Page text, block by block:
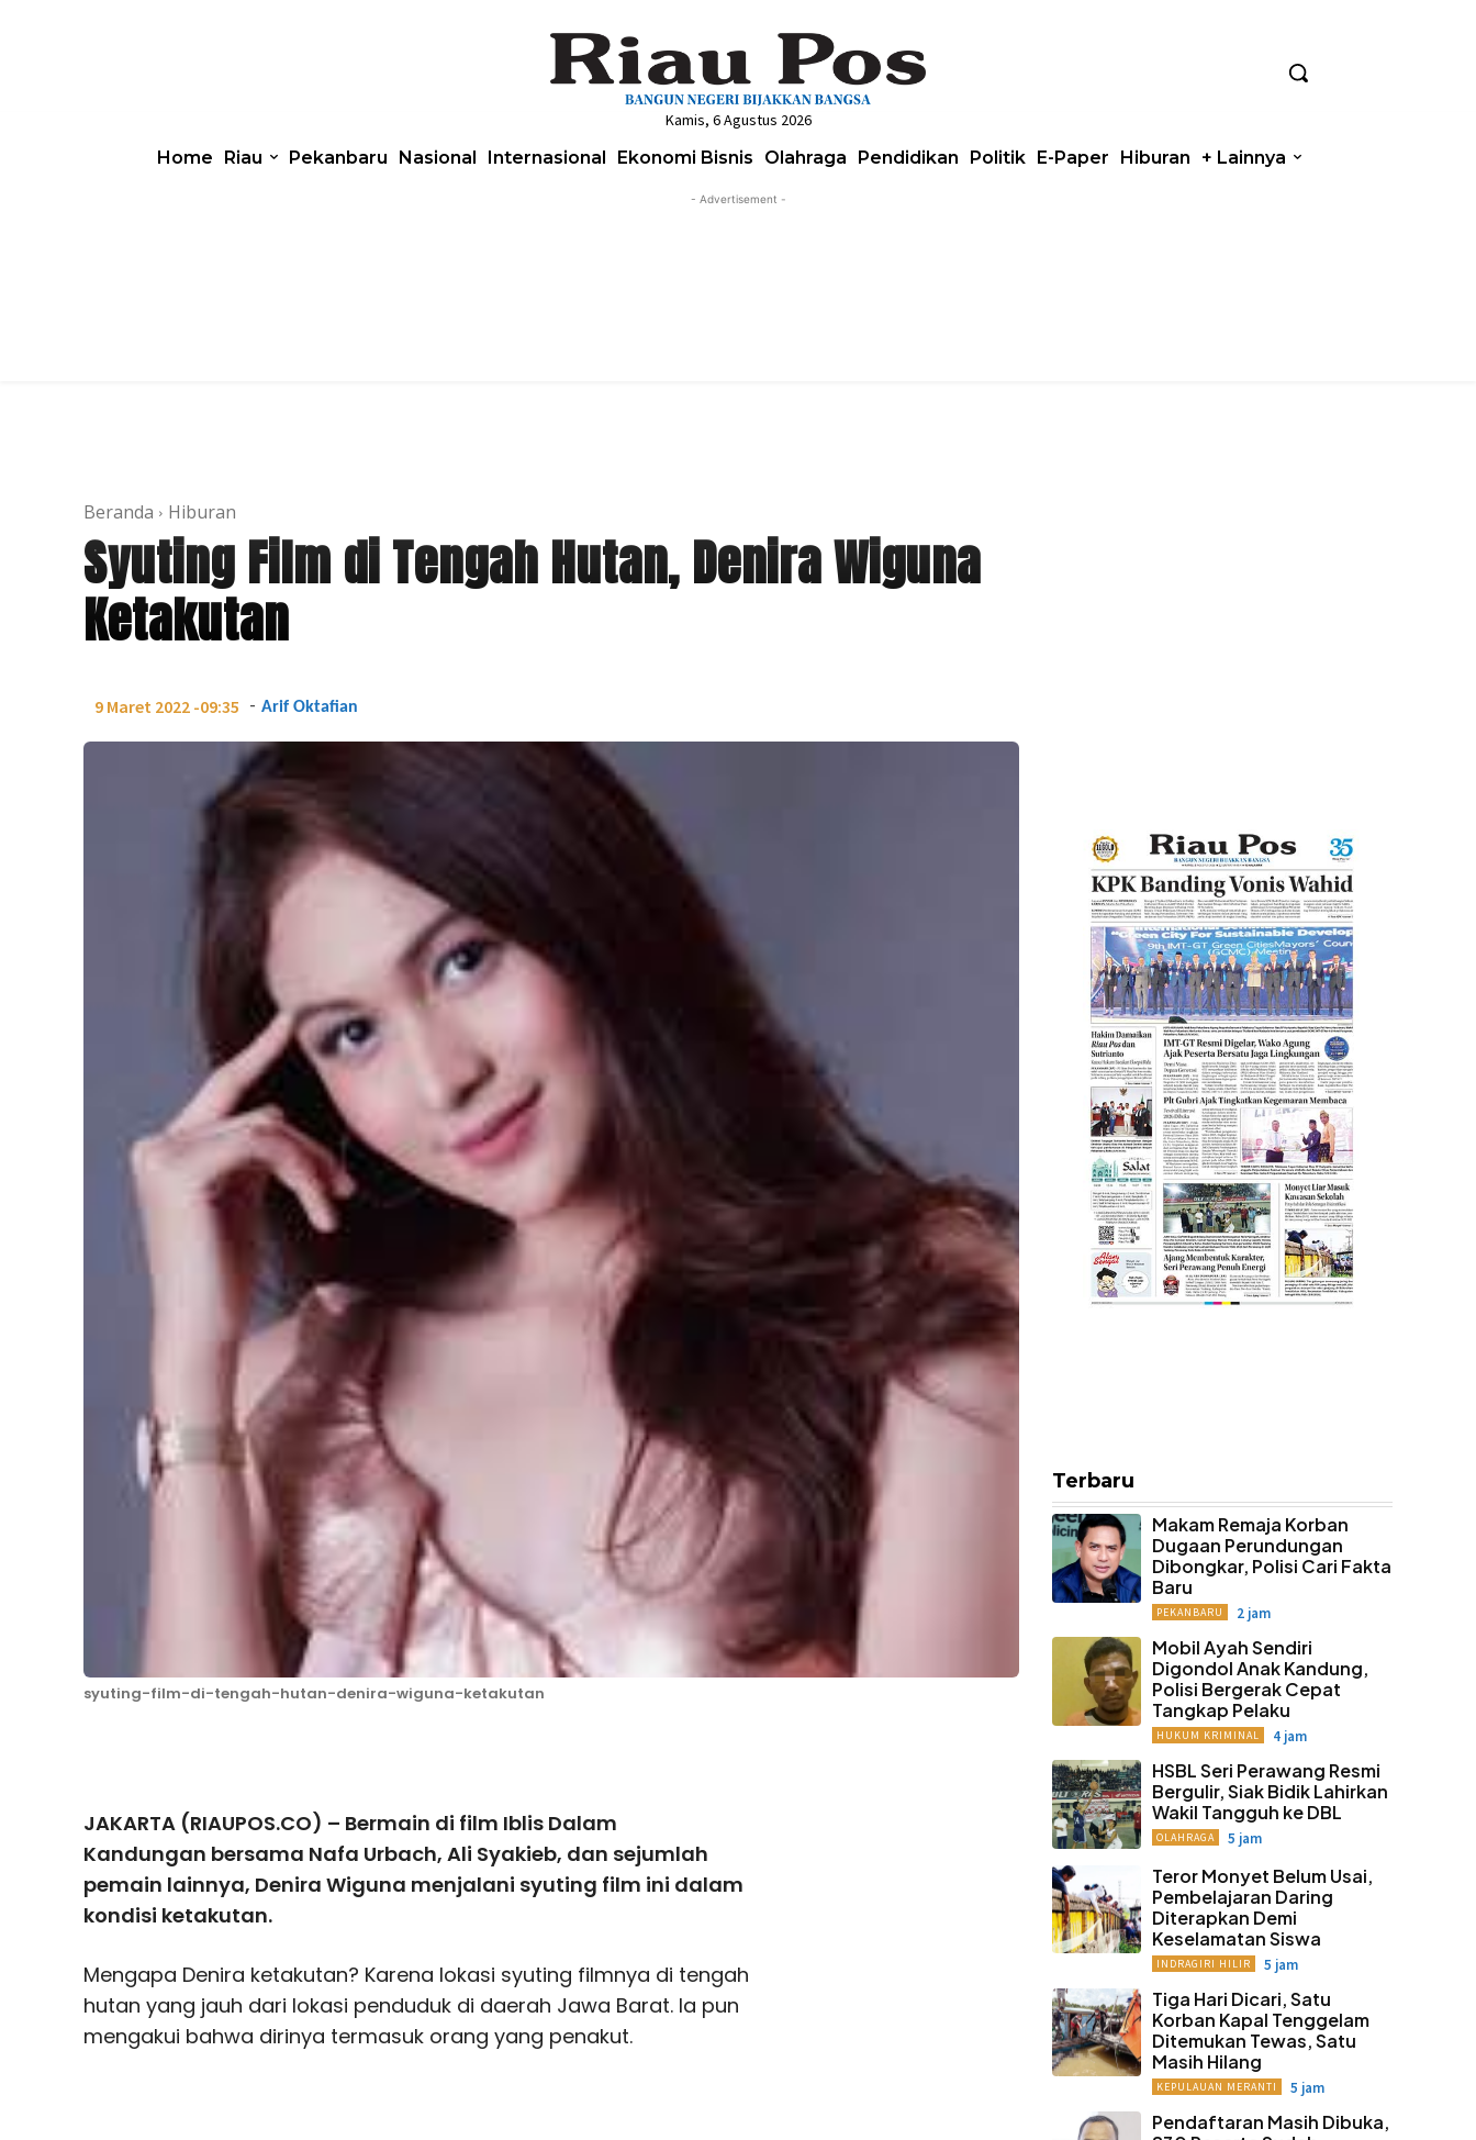
Kamis, 6 Agustus 2026
Home Riau Pekanbaru Nasional Internasional Ekonomi Bisnis Olahraga Pendidikan Politik E-Paper Hiburan + Lainnya
- Advertisement -
Beranda Hiburan
Syuting Film di Tengah Hutan, Denira Wiguna
Ketakutan
9 Maret 2022 -09:35 - Arif Oktafian
syuting-film-di-tengah-hutan-denira-wiguna-ketakutan
JAKARTA (RIAUPOS.CO) – Bermain di film Iblis Dalam
Kandungan bersama Nafa Urbach, Ali Syakieb, dan sejumlah
pemain lainnya, Denira Wiguna menjalani syuting film ini dalam
kondisi ketakutan.
Mengapa Denira ketakutan? Karena lokasi syuting filmnya di tengah
hutan yang jauh dari lokasi penduduk di daerah Jawa Barat. Ia pun
mengakui bahwa dirinya termasuk orang yang penakut.
Terbaru
Makam Remaja Korban
Dugaan Perundungan
Dibongkar, Polisi Cari Fakta
Baru
PEKANBARU 2 jam
Mobil Ayah Sendiri
Digondol Anak Kandung,
Polisi Bergerak Cepat
Tangkap Pelaku
HUKUM KRIMINAL 4 jam
HSBL Seri Perawang Resmi
Bergulir, Siak Bidik Lahirkan
Wakil Tangguh ke DBL
OLAHRAGA 5 jam
Teror Monyet Belum Usai,
Pembelajaran Daring
Diterapkan Demi
Keselamatan Siswa
INDRAGIRI HILIR 5 jam
Tiga Hari Dicari, Satu
Korban Kapal Tenggelam
Ditemukan Tewas, Satu
Masih Hilang
KEPULAUAN MERANTI 5 jam
Pendaftaran Masih Dibuka,